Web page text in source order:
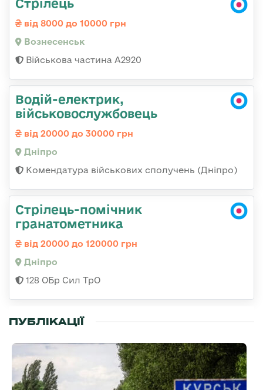
Стрілець
від 8000 до 10000 грн
Вознесенськ
Військова частина А2920
Водій-електрик,
військовослужбовець
від 20000 до 30000 грн
Дніпро
Комендатура військових сполучень (Дніпро)
Стрілець-помічник
гранатометника
від 20000 до 120000 грн
Дніпро
128 ОБр Сил ТрО
ПУБЛІКАЦІЇ